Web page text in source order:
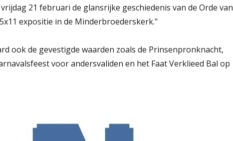
21 februari de glansrijke geschiedenis van de Orde van
expositie in de Minderbroederskerk."
ook de gevestigde waarden zoals de Prinsenpronknacht,
voor andersvaliden en het Faat Verklieed Bal op